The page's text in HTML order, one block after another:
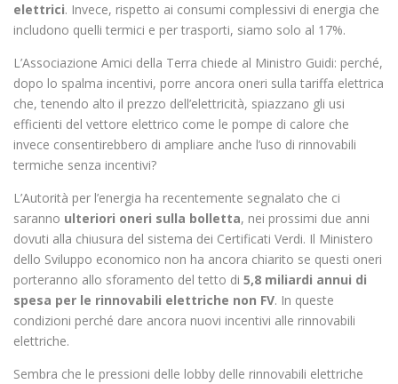
elettrici. Invece, rispetto ai consumi complessivi di energia che
includono quelli termici e per trasporti, siamo solo al 17%.
L’Associazione Amici della Terra chiede al Ministro Guidi: perché,
dopo lo spalma incentivi, porre ancora oneri sulla tariffa elettrica
che, tenendo alto il prezzo dell’elettricità, spiazzano gli usi
efficienti del vettore elettrico come le pompe di calore che
invece consentirebbero di ampliare anche l’uso di rinnovabili
termiche senza incentivi?
L’Autorità per l’energia ha recentemente segnalato che ci
saranno ulteriori oneri sulla bolletta, nei prossimi due anni
dovuti alla chiusura del sistema dei Certificati Verdi. Il Ministero
dello Sviluppo economico non ha ancora chiarito se questi oneri
porteranno allo sforamento del tetto di 5,8 miliardi annui di
spesa per le rinnovabili elettriche non FV. In queste
condizioni perché dare ancora nuovi incentivi alle rinnovabili
elettriche.
Sembra che le pressioni delle lobby delle rinnovabili elettriche